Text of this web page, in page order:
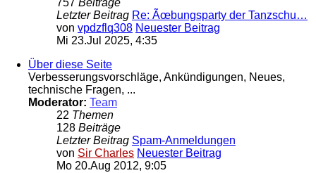
757 Beiträge
Letzter Beitrag Re: Ãœbungsparty der Tanzschu…
von vpdzflq308 Neuester Beitrag
Mi 23.Jul 2025, 4:35
Über diese Seite
Verbesserungsvorschläge, Ankündigungen, Neues,
technische Fragen, ...
Moderator: Team
22 Themen
128 Beiträge
Letzter Beitrag Spam-Anmeldungen
von Sir Charles Neuester Beitrag
Mo 20.Aug 2012, 9:05